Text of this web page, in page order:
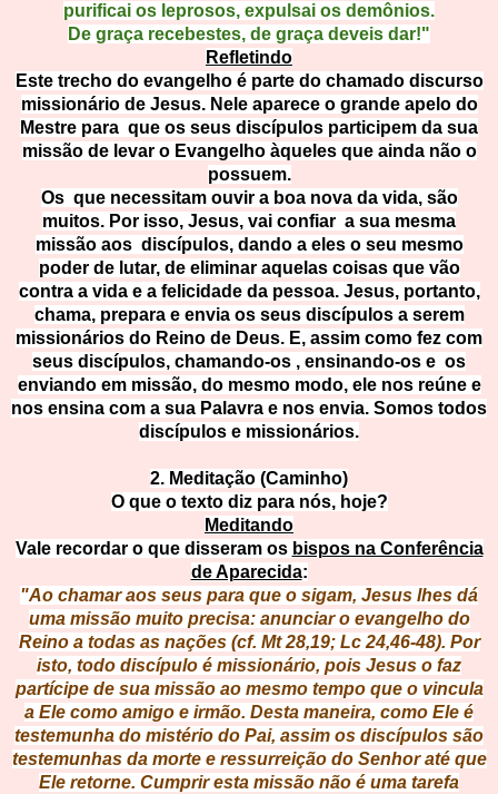
purificai os leprosos, expulsai os demônios.
De graça recebestes, de graça deveis dar!"
Refletindo
Este trecho do evangelho é parte do chamado discurso
missionário de Jesus. Nele aparece o grande apelo do
Mestre para que os seus discípulos participem da sua
missão de levar o Evangelho àqueles que ainda não o
possuem.
Os que necessitam ouvir a boa nova da vida, são
muitos. Por isso, Jesus, vai confiar a sua mesma
missão aos discípulos, dando a eles o seu mesmo
poder de lutar, de eliminar aquelas coisas que vão
contra a vida e a felicidade da pessoa. Jesus, portanto,
chama, prepara e envia os seus discípulos a serem
missionários do Reino de Deus. E, assim como fez com
seus discípulos, chamando-os , ensinando-os e os
enviando em missão, do mesmo modo, ele nos reúne e
nos ensina com a sua Palavra e nos envia. Somos todos
discípulos e missionários.
2. Meditação (Caminho)
O que o texto diz para nós, hoje?
Meditando
Vale recordar o que disseram os bispos na Conferência
de Aparecida:
"Ao chamar aos seus para que o sigam, Jesus lhes dá
uma missão muito precisa: anunciar o evangelho do
Reino a todas as nações (cf. Mt 28,19; Lc 24,46-48). Por
isto, todo discípulo é missionário, pois Jesus o faz
partícipe de sua missão ao mesmo tempo que o vincula
a Ele como amigo e irmão. Desta maneira, como Ele é
testemunha do mistério do Pai, assim os discípulos são
testemunhas da morte e ressurreição do Senhor até que
Ele retorne. Cumprir esta missão não é uma tarefa